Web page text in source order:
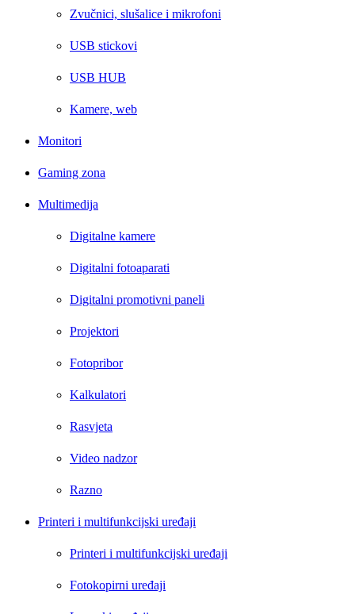
Zvučnici, slušalice i mikrofoni
USB stickovi
USB HUB
Kamere, web
Monitori
Gaming zona
Multimedija
Digitalne kamere
Digitalni fotoaparati
Digitalni promotivni paneli
Projektori
Fotopribor
Kalkulatori
Rasvjeta
Video nadzor
Razno
Printeri i multifunkcijski uređaji
Printeri i multifunkcijski uređaji
Fotokopirni uređaji